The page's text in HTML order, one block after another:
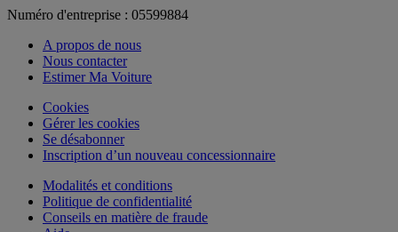
Numéro d'entreprise : 05599884
A propos de nous
Nous contacter
Estimer Ma Voiture
Cookies
Gérer les cookies
Se désabonner
Inscription d’un nouveau concessionnaire
Modalités et conditions
Politique de confidentialité
Conseils en matière de fraude